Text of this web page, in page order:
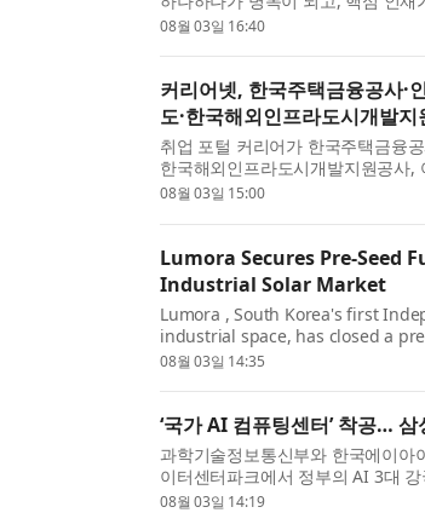
제품력과 구성원의 열정으로 폭발적
08월 03일 16:40
커리어넷, 한국주택금융공사·
도·한국해외인프라도시개발
취업 포털 커리어가 한국주택금융
한국해외인프라도시개발지원공사
년도 신입직원 채용을 진행한다. 채
08월 03일 15:00
Lumora Secures Pre-Seed
Industrial Solar Market
Lumora , South Korea's first
industrial space, has closed a
Kimberly —one of the nation’s
08월 03일 14:35
‘국가 AI 컴퓨팅센터’ 착공…
과학기술정보통신부와 한국에이아
이터센터파크에서 정부의 AI 3대
공식을 개최하고 본격적인 건설에
08월 03일 14:19